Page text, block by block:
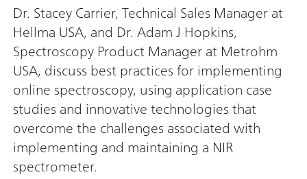
Dr. Stacey Carrier, Technical Sales Manager at
Hellma USA, and Dr. Adam J Hopkins,
Spectroscopy Product Manager at Metrohm
USA, discuss best practices for implementing
online spectroscopy, using application case
studies and innovative technologies that
overcome the challenges associated with
implementing and maintaining a NIR
spectrometer.